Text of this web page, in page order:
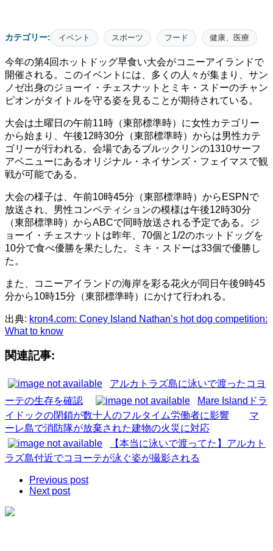
カテゴリー: イベント スポーツ フード 健康、医療
今年の第4回ホットドッグ早食い大会がコニーアイランドで
開催される。このイベントには、多くの人々が集まり、サン
ノゼ出身のジョーイ・チェスナットとミキ・スドーのチャン
ピオンがタイトルを守る姿を見ることが期待されている。
大会は土曜日の午前11時（東部標準時）に女性カテゴリー
から始まり、午後12時30分（東部標準時）からは男性カテ
ゴリーが行われる。会場であるブルックリンの1310サーフ
アベニューにあるオリジナル・ネイサンズ・フェイマスで観
戦が可能である。
大会の様子は、午前10時45分（東部標準時）からESPNで
放送され、男性コンペティションの模様は午後12時30分
（東部標準時）からABCで同時放送される予定である。ジ
ョーイ・チェスナットは昨年、70個と1/2のホットドッグを
10分で食べ優勝を果たした。ミキ・スドーは33個で優勝し
た。
また、コニーアイランドの海岸を彩る花火が同日午後9時45
分から10時15分（東部標準時）にかけて行われる。
出典: kron4.com: Coney Island Nathan’s hot dog competition:
What to know
関連記事:
アルカトラズ島に泳いで渡ったコヨ
ーテの生存を確認
Mare Islandドラ
イドックの閉鎖が数十人のフルタイム労働者に影響
マ
ーレ島で消防隊が放棄された建物の火災に対応
【本当に泳いで渡ってた】アルカト
ラズ島付近でコヨーテが泳ぐ姿が撮影される
Previous post
Next post